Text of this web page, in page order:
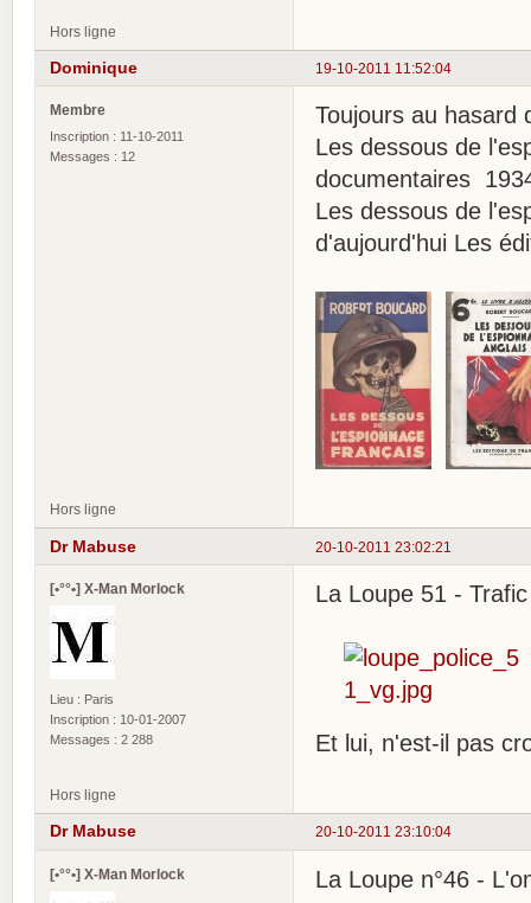
Hors ligne
19-10-2011 11:52:04
Dominique
Membre
Inscription : 11-10-2011
Messages : 12
Toujours au hasard
Les dessous de
documentaires
Les dessous de
d'aujourd'hui Les
Hors ligne
20-10-2011 23:02:21
Dr Mabuse
[•°°•] X-Man Morlock
Lieu : Paris
Inscription : 10-01-2007
Messages : 2 288
La Loupe 51 -
Et lui, n'est-il pas
Hors ligne
20-10-2011 23:10:04
Dr Mabuse
[•°°•] X-Man Morlock La Loupe n°46 -